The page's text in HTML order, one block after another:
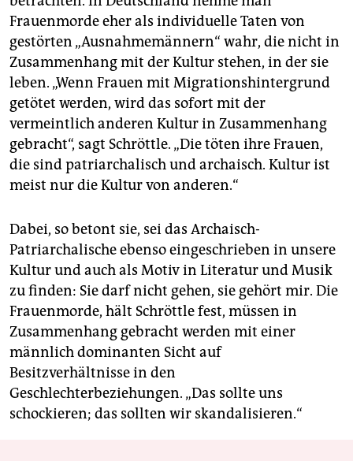
Frauenmorde eher als individuelle Taten von
gestörten „Ausnahmemännern“ wahr, die nicht in
Zusammenhang mit der Kultur stehen, in der sie
leben. „Wenn Frauen mit Migrationshintergrund
getötet werden, wird das sofort mit der
vermeintlich anderen Kultur in Zusammenhang
gebracht“, sagt Schröttle. „Die töten ihre Frauen,
die sind patriarchalisch und archaisch. Kultur ist
meist nur die Kultur von anderen.“
Dabei, so betont sie, sei das Archaisch-
Patriarchalische ebenso eingeschrieben in unsere
Kultur und auch als Motiv in Literatur und Musik
zu finden: Sie darf nicht gehen, sie gehört mir. Die
Frauenmorde, hält Schröttle fest, müssen in
Zusammenhang gebracht werden mit einer
männlich dominanten Sicht auf
Besitzverhältnisse in den
Geschlechterbeziehungen. „Das sollte uns
schockieren; das sollten wir skandalisieren.“